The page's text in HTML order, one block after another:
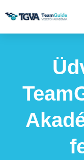
content